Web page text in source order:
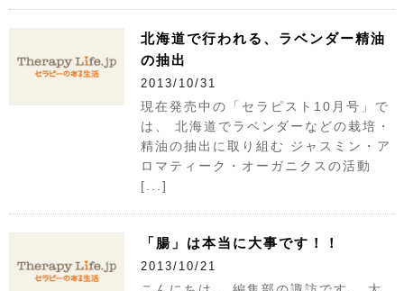
北海道で行われる、ラベンダー精油
の抽出
2013/10/31
現在発売中の「セラピスト10月号」で
は、 北海道でラベンダーなどの栽培・
精油の抽出に取り組む ジャスミン・ア
ロマティーク・オーガニクスの活動
[...]
「腸」は本当に大事です！！
2013/10/21